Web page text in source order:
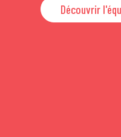
Découvrir